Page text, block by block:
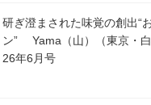
研ぎ澄まされた味覚の創出“
ン” Yama（山）（東京・
26年6月号